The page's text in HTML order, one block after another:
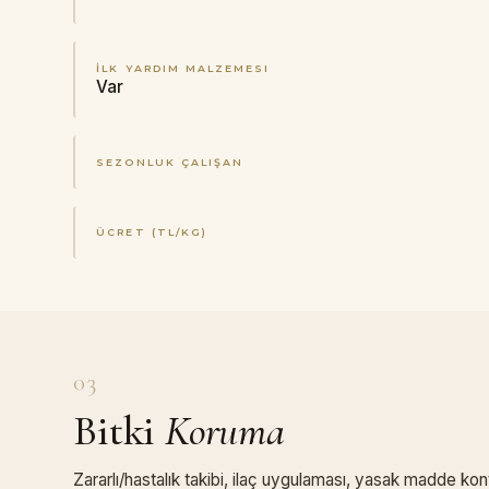
İLK YARDIM MALZEMESI
Var
SEZONLUK ÇALIŞAN
ÜCRET (TL/KG)
03
BitkiKoruma
Zararlı/hastalık takibi, ilaç uygulaması, yasak madde